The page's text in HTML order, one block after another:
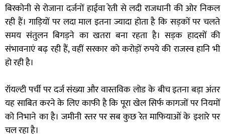
बिरकोनी से रोजाना दर्जनों हाईवा रेती से लदी राजधानी की ओर निकल
रही हैं। गाड़ियों पर लदा माल इतना ज्यादा होता है कि सड़कों पर चलते
समय संतुलन बिगड़ने का खतरा बना रहता है। सड़क हादसों की
संभावनाएं बढ़ रही हैं, वहीं सरकार को करोड़ों रुपये की राजस्व हानि भी
हो रही है।
रॉयल्टी पर्ची पर दर्ज संख्या और वास्तविक लोड के बीच इतना बड़ा अंतर
यह साबित करने के लिए काफी है कि पूरा खेल सिर्फ कागजों पर नियमों
को निभाने का है। जमीनी स्तर पर सब कुछ रेत माफियाओं के इशारे पर
चल रहा है।